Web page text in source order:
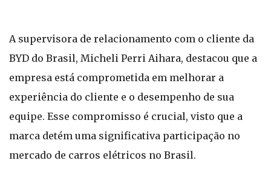
A supervisora de relacionamento com o cliente da
BYD do Brasil, Micheli Perri Aihara, destacou que a
empresa está comprometida em melhorar a
experiência do cliente e o desempenho de sua
equipe. Esse compromisso é crucial, visto que a
marca detém uma significativa participação no
mercado de carros elétricos no Brasil.